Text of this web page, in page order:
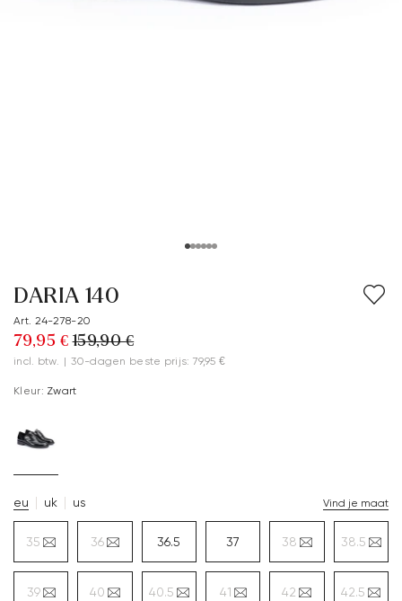
DARIA 140
Art. 24-278-20
79,95 € 159,90 €
incl. btw. | 30-dagen beste prijs: 79,95 €
Kleur: Zwart
eu uk us Vind je maat
35 36 36.5 37 38 38.5
39 40 40.5 41 42 42.5